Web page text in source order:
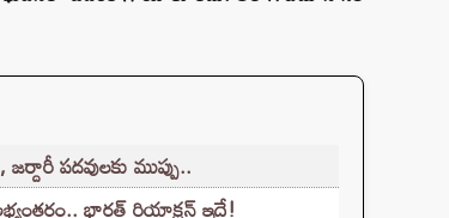
పదవులకు ముప్పు..
భారత్ రియాక్షన్ ఇదే!